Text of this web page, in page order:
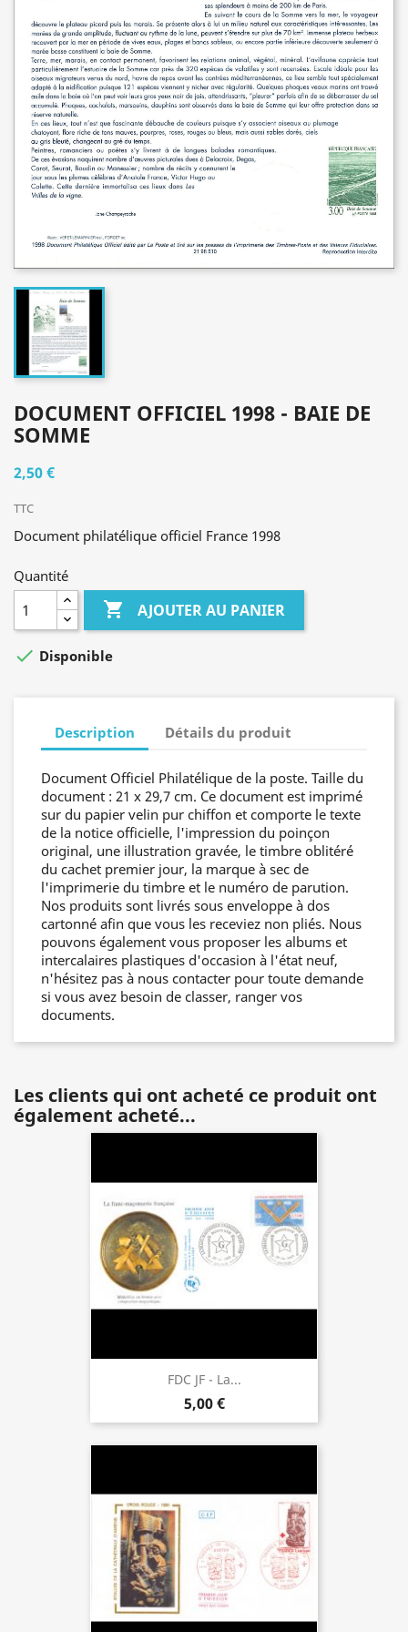
DOCUMENT OFFICIEL 1998 - BAIE DE
SOMME
2,50 €
TTC
Document philatélique officiel France 1998
Quantité
 AJOUTER AU PANIER
 Disponible
Description Détails du produit
Document Officiel Philatélique de la poste. Taille du
document : 21 x 29,7 cm. Ce document est imprimé
sur du papier velin pur chiffon et comporte le texte
de la notice officielle, l'impression du poinçon
original, une illustration gravée, le timbre oblitéré
du cachet premier jour, la marque à sec de
l'imprimerie du timbre et le numéro de parution.
Nos produits sont livrés sous enveloppe à dos
cartonné afin que vous les receviez non pliés. Nous
pouvons également vous proposer les albums et
intercalaires plastiques d'occasion à l'état neuf,
n'hésitez pas à nous contacter pour toute demande
si vous avez besoin de classer, ranger vos
documents.
Les clients qui ont acheté ce produit ont
également acheté...
FDC JF - La...
5,00 €